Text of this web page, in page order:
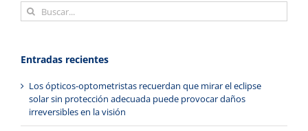
Buscar:
Entradas recientes
Los ópticos-optometristas recuerdan que mirar el eclipse
solar sin protección adecuada puede provocar daños
irreversibles en la visión